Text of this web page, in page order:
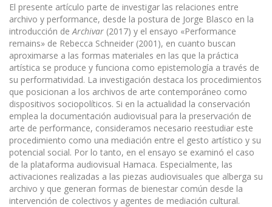
El presente artículo parte de investigar las relaciones entre
archivo y performance, desde la postura de Jorge Blasco en la
introducción deArchivar (2017) y el ensayo «Performance
remains» de Rebecca Schneider (2001), en cuanto buscan
aproximarse a las formas materiales en las que la práctica
artística se produce y funciona como epistemología a través de
su performatividad. La investigación destaca los procedimientos
que posicionan a los archivos de arte contemporáneo como
dispositivos sociopolíticos. Si en la actualidad la conservación
emplea la documentación audiovisual para la preservación de
arte de performance, consideramos necesario reestudiar este
procedimiento como una mediación entre el gesto artístico y su
potencial social. Por lo tanto, en el ensayo se examinó el caso
de la plataforma audiovisual Hamaca. Especialmente, las
activaciones realizadas a las piezas audiovisuales que alberga su
archivo y que generan formas de bienestar común desde la
intervención de colectivos y agentes de mediación cultural.